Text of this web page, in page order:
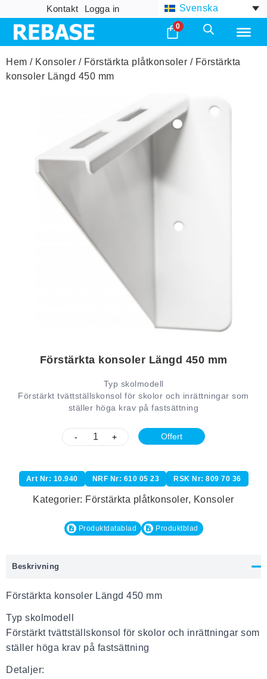
Kontakt Logga in Svenska
0
Hem / Konsoler / Förstärkta plåtkonsoler / Förstärkta
konsoler Längd 450 mm
Förstärkta konsoler Längd 450 mm
Typ skolmodell
Förstärkt tvättställskonsol för skolor och inrättningar som
ställer höga krav på fastsättning
- + Offert
Art Nr: 10.940 NRF Nr: 610 05 23 RSK Nr: 809 70 36
Kategorier: Förstärkta plåtkonsoler, Konsoler
Produktdatablad Produktblad
Beskrivning
Förstärkta konsoler Längd 450 mm
Typ skolmodell
Förstärkt tvättställskonsol för skolor och inrättningar som
ställer höga krav på fastsättning
Detaljer: